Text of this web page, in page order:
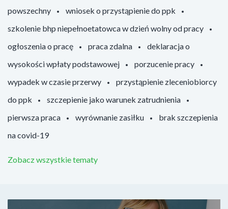
powszechny
wniosek o przystąpienie do ppk
szkolenie bhp niepełnoetatowca w dzień wolny od pracy
ogłoszenia o pracę
praca zdalna
deklaracja o
wysokości wpłaty podstawowej
porzucenie pracy
wypadek w czasie przerwy
przystąpienie zleceniobiorcy
do ppk
szczepienie jako warunek zatrudnienia
pierwsza praca
wyrównanie zasiłku
brak szczepienia
na covid-19
Zobacz wszystkie tematy